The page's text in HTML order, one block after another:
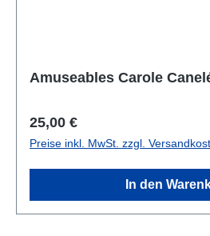
Amuseables Carole
Regulärer Preis:
25,00 €
Preise inkl. MwSt. zzgl.
In den